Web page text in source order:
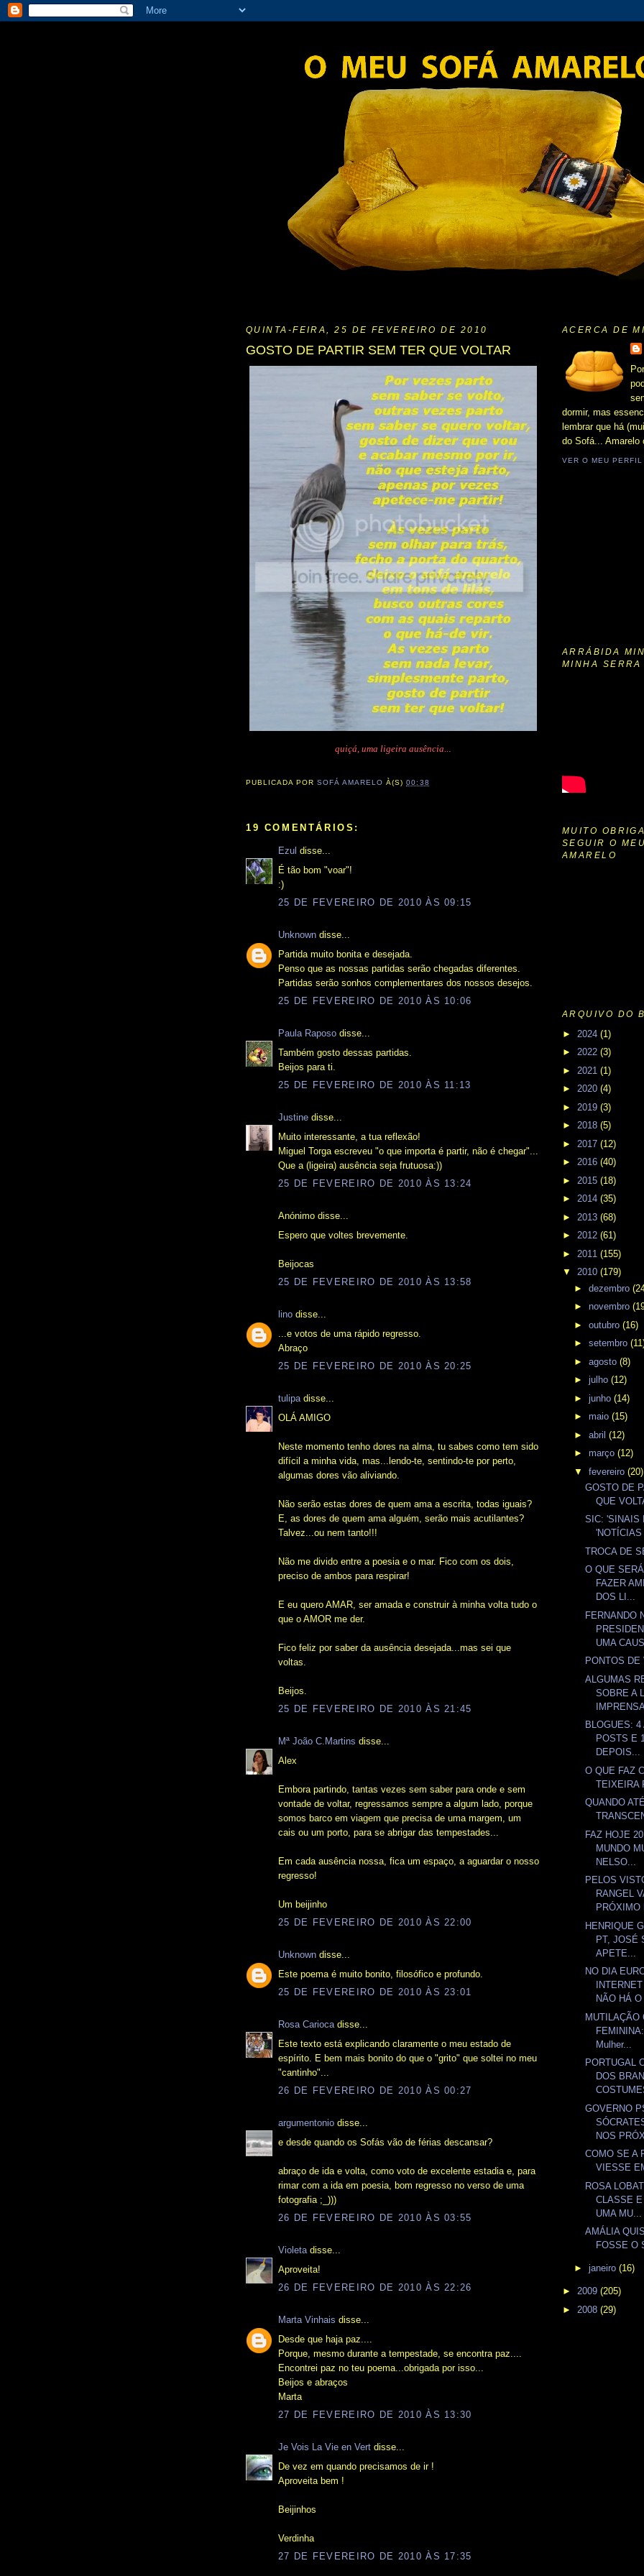
QUINTA-FEIRA, 25 DE FEVEREIRO DE 2010
GOSTO DE PARTIR SEM TER QUE VOLTAR
quiçá, uma ligeira ausência..
PUBLICADA PORSOFÁ AMARELO À(S)00:38
19 COMENTÁRIOS:
Ezul disse...
É tão bom "voar"!
:)
25 DE FEVEREIRO DE 2010 ÀS 09:15
Unknown disse...
Partida muito bonita e desejada.
Penso que as nossas partidas serão chegadas diferentes.
Partidas serão sonhos complementares dos nossos desejos.
25 DE FEVEREIRO DE 2010 ÀS 10:06
Paula Raposo disse...
Também gosto dessas partidas.
Beijos para ti.
25 DE FEVEREIRO DE 2010 ÀS 11:13
Justine disse...
Muito interessante, a tua reflexão!
Miguel Torga escreveu "o que importa é partir, não é chegar"...
Que a (ligeira) ausência seja frutuosa:))
25 DE FEVEREIRO DE 2010 ÀS 13:24
Anónimo disse...
Espero que voltes brevemente.
Beijocas
25 DE FEVEREIRO DE 2010 ÀS 13:58
lino disse...
...e votos de uma rápido regresso.
Abraço
25 DE FEVEREIRO DE 2010 ÀS 20:25
tulipadisse...
OLÁ AMIGO
Neste momento tenho dores na alma, tu sabes como tem sido
difícil a minha vida, mas...lendo-te, sentindo-te por perto,
algumas dores vão aliviando.
Não serão estas dores de quem ama a escrita, todas iguais?
E, as dores de quem ama alguém, serão mais acutilantes?
Talvez...ou nem tanto!!!
Não me divido entre a poesia e o mar. Fico com os dois,
preciso de ambos para respirar!
E eu quero AMAR, ser amada e construir à minha volta tudo o
que o AMOR me der.
Fico feliz por saber da ausência desejada...mas sei que
voltas.
Beijos.
25 DE FEVEREIRO DE 2010 ÀS 21:45
Mª João C.Martins disse...
Alex
Embora partindo, tantas vezes sem saber para onde e sem
vontade de voltar, regressamos sempre a algum lado, porque
somos barco em viagem que precisa de uma margem, um
cais ou um porto, para se abrigar das tempestades...
Em cada ausência nossa, fica um espaço, a aguardar o nosso
regresso!
Um beijinho
25 DE FEVEREIRO DE 2010 ÀS 22:00
Unknown disse...
Este poema é muito bonito, filosófico e profundo.
25 DE FEVEREIRO DE 2010 ÀS 23:01
Rosa Cariocadisse...
Este texto está explicando claramente o meu estado de
espírito. E bem mais bonito do que o "grito" que soltei no meu
"cantinho"...
26 DE FEVEREIRO DE 2010 ÀS 00:27
argumentonio disse...
e desde quando os Sofás vão de férias descansar?
abraço de ida e volta, como voto de excelente estadia e, para
rimar com a ida em poesia, bom regresso no verso de uma
fotografia ;_)))
26 DE FEVEREIRO DE 2010 ÀS 03:55
Violetadisse...
Aproveita!
26 DE FEVEREIRO DE 2010 ÀS 22:26
Marta Vinhais disse...
Desde que haja paz....
Porque, mesmo durante a tempestade, se encontra paz....
Encontrei paz no teu poema...obrigada por isso...
Beijos e abraços
Marta
27 DE FEVEREIRO DE 2010 ÀS 13:30
Je Vois La Vie en Vert disse...
De vez em quando precisamos de ir !
Aproveita bem !
Beijinhos
Verdinha
27 DE FEVEREIRO DE 2010 ÀS 17:35
ACERCA DE
dormir, mas
lembrar que há
do Sofá... Amarelo
VER O MEU PERFIL
ARRÁBIDA
MINHA SERRA
MUITO
SEGUIR O
AMARELO
ARQUIVO DO
► 2024 (1)
► 2022 (3)
► 2021 (1)
► 2020 (4)
► 2019 (3)
► 2018 (5)
► 2017 (12)
► 2016 (40)
► 2015 (18)
► 2014 (35)
► 2013 (68)
► 2012 (61)
► 2011 (155)
▼ 2010 (179)
► dezembro
► novembro
► outubro (16)
► setembro
► agosto (8)
► julho (12)
► junho (14)
► maio (15)
► abril (12)
► março (12)
▼ fevereiro (20)
GOSTO DE
QUE
SIC: 'SINAIS
TROCA DE
O QUE
FAZER
DOS LI...
FERNANDO
UMA
PONTOS DE
ALGUMAS
SOBRE A
BLOGUES:
POSTS E
DEPOIS...
O QUE FAZ
TEIXEIRA
QUANDO
FAZ HOJE
MUNDO
NELSO...
PELOS
RANGEL
PRÓXIMO
HENRIQUE
PT, JOSÉ
APETE...
NO DIA
NÃO HÁ
MUTILAÇÃO
Mulher...
PORTUGAL
DOS
GOVERNO
NOS
COMO SE A
VIESSE
ROSA
CLASSE
UMA MU...
AMÁLIA
FOSSE O
► janeiro (16)
► 2009 (205)
► 2008 (29)